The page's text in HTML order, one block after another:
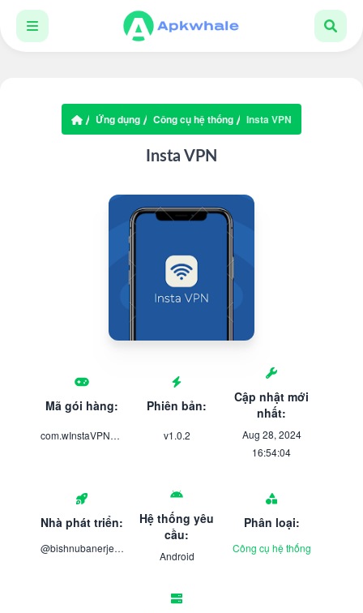
Ứng dụng Công cụ hệ thống Insta VPN
Insta VPN
Mã gói hàng:
com.wInstaVPN_16139990
Phiên bản:
v1.0.2
Cập nhật mới
nhất:
Aug 28, 2024
16:54:04
Nhà phát triển:
@bishnubanerjeeofficial
Hệ thống yêu
cầu:
Android
Phân loại:
Công cụ hệ thống